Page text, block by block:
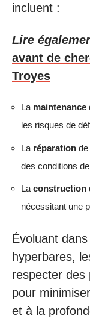
incluent :
Lire
avant de
Troyes
La maintenance
les risques de
La réparation
des conditions
La construction
nécessitant une
Évoluant
hyperbares,
respecter des
pour
et à la